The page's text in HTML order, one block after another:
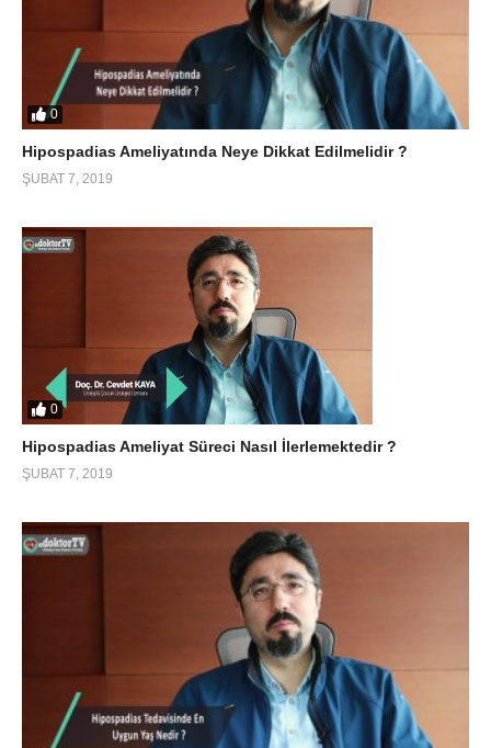
0
Hipospadias Ameliyatında Neye Dikkat Edilmelidir ?
ŞUBAT 7, 2019
0
Hipospadias Ameliyat Süreci Nasıl İlerlemektedir ?
ŞUBAT 7, 2019